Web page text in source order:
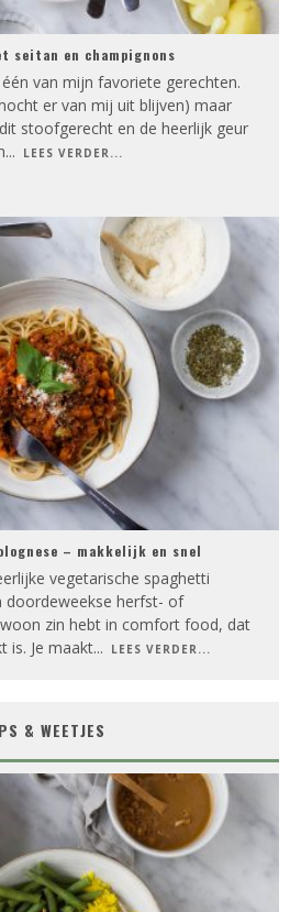
seitan en champignons
van mijn favoriete gerechten.
er van mij uit blijven) maar
stoofgerecht en de heerlijk geur
... LEES VERDER...
– makkelijk en snel
vegetarische spaghetti
doordeweekse herfst- of
zin hebt in comfort food, dat
is. Je maakt... LEES VERDER...
& WEETJES